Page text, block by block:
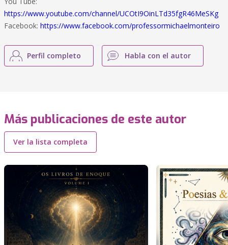
https://www.youtube.com/channel/UCOtI9OinLTd35fgR46MeSKg
Facebook: https://www.facebook.com/professormichaelmonteiro
Perfil completo Habla con el autor
Más publicaciones de este autor
Ver la lista completa